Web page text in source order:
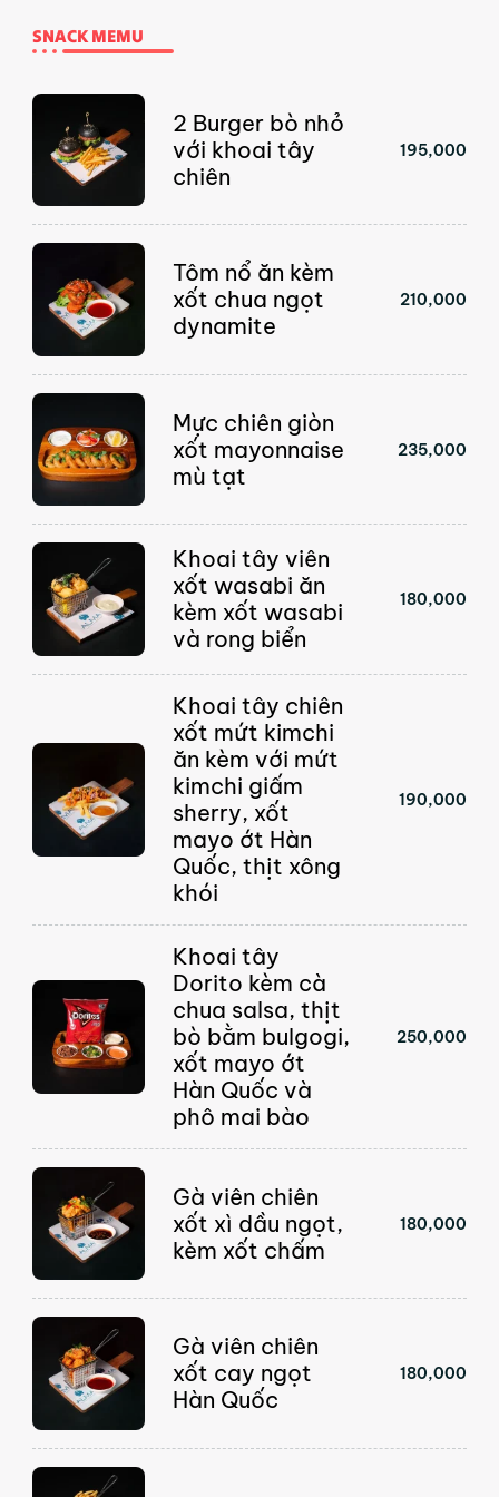
dung
SNACK MEMU
2 Burger bò nhỏ
với khoai tây
chiên
195,000
Tôm nổ ăn kèm
xốt chua ngọt
dynamite
210,000
Mực chiên giòn
xốt mayonnaise
mù tạt
235,000
Khoai tây viên
xốt wasabi ăn
kèm xốt wasabi
và rong biển
180,000
Khoai tây chiên
xốt mứt kimchi
ăn kèm với mứt
kimchi giấm
sherry, xốt
mayo ớt Hàn
Quốc, thịt xông
khói
190,000
Khoai tây
Dorito kèm cà
chua salsa, thịt
bò bằm bulgogi,
xốt mayo ớt
Hàn Quốc và
phô mai bào
250,000
Gà viên chiên
xốt xì dầu ngọt,
kèm xốt chấm
180,000
Gà viên chiên
xốt cay ngọt
Hàn Quốc
180,000